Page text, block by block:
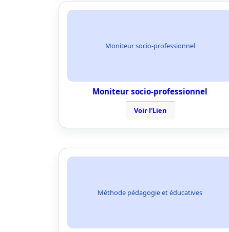
Moniteur socio-professionnel
Moniteur socio-professionnel
Voir l'Lien
Méthode pédagogie et éducatives